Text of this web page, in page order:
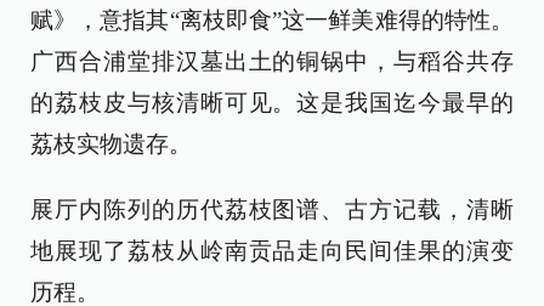
赋》，意指其“离枝即食”这一鲜美难得的特性。
广西合浦堂排汉墓出土的铜锅中，与稻谷共存
的荔枝皮与核清晰可见。这是我国迄今最早的
荔枝实物遗存。
展厅内陈列的历代荔枝图谱、古方记载，清晰
地展现了荔枝从岭南贡品走向民间佳果的演变
历程。